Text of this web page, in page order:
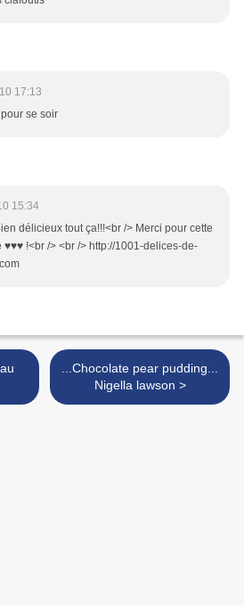
17:13
se soir
15:34
délicieux tout ça!!!<br /> Merci pour cette
!<br /> <br /> http://1001-delices-de-
...Chocolate pear pudding...
Nigella lawson >